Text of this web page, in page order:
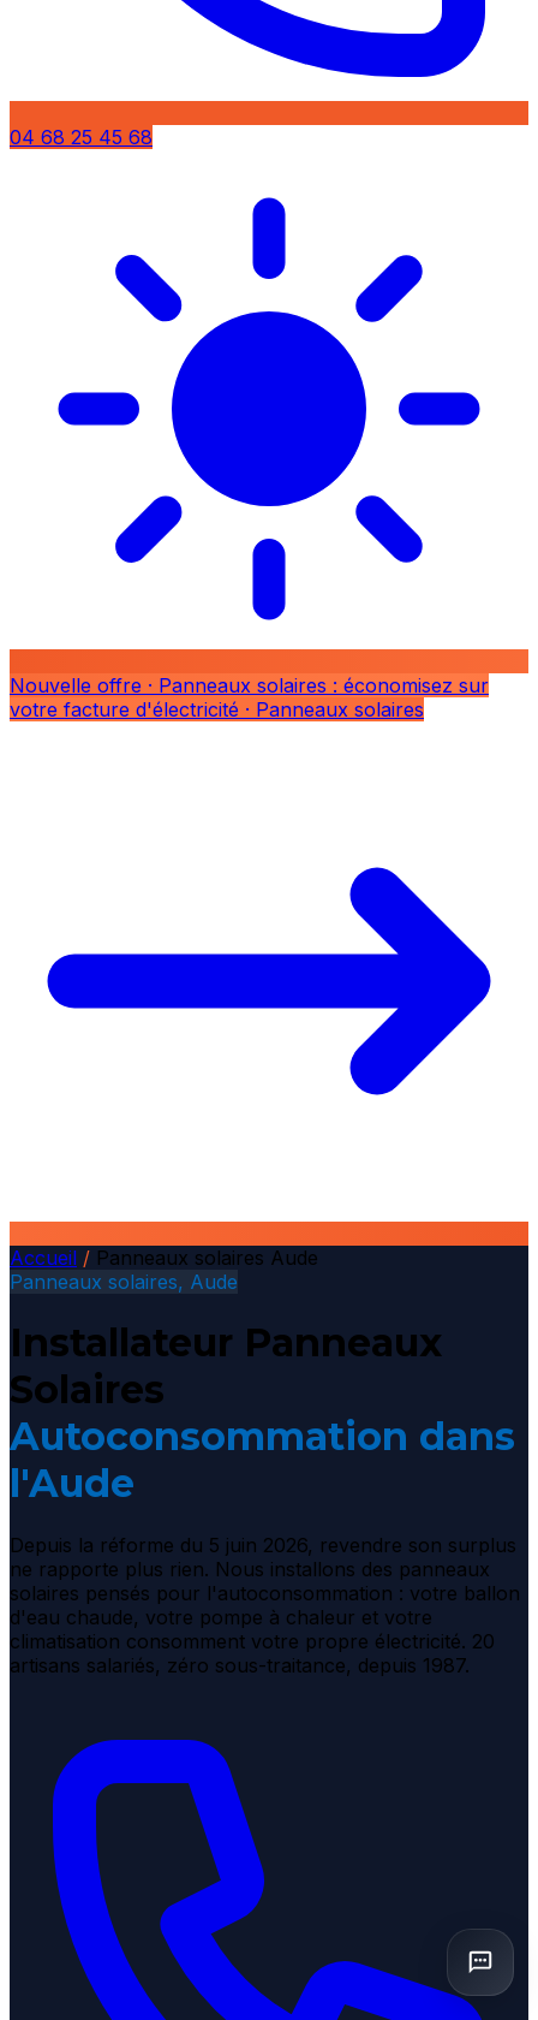
04 68 25 45 68
Nouvelle offre · Panneaux solaires : économisez sur
votre facture d'électricité · Panneaux solaires
Accueil / Panneaux solaires Aude
Panneaux solaires, Aude
Installateur Panneaux
Solaires
Autoconsommation dans
l'Aude
Depuis la réforme du 5 juin 2026, revendre son surplus
ne rapporte plus rien. Nous installons des panneaux
solaires pensés pour l'autoconsommation : votre ballon
d'eau chaude, votre pompe à chaleur et votre
climatisation consomment votre propre électricité. 20
artisans salariés, zéro sous-traitance, depuis 1987.